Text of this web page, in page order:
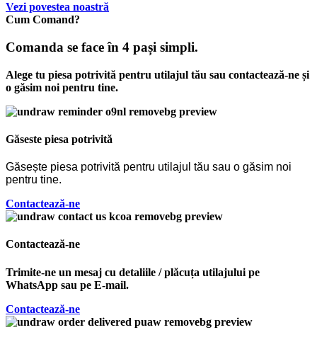
Vezi povestea noastră
Cum Comand?
Comanda se face în 4 pași simpli.
Alege tu piesa potrivită pentru utilajul tău sau contactează-ne și
o găsim noi pentru tine.
Găseste piesa potrivită
Găsește piesa potrivită pentru utilajul tău sau o găsim noi
pentru tine.
Contactează-ne
Contactează-ne
Trimite-ne un mesaj cu detaliile / plăcuța utilajului pe
WhatsApp sau pe E-mail.
Contactează-ne